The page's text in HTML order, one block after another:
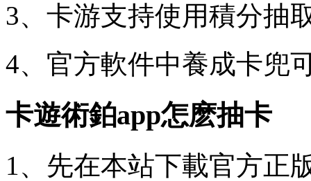
3、卡游支持使用積分抽
4、官方軟件中養成卡兜
卡遊術鉑app怎麽抽卡
1、先在本站下載官方正